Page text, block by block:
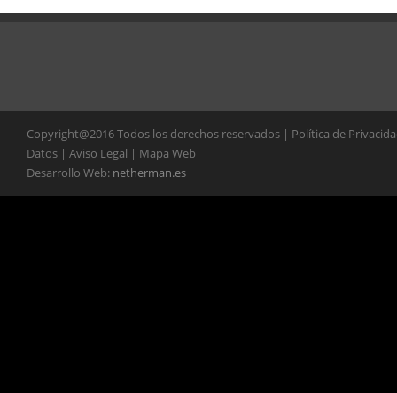
Copyright@2016 Todos los derechos reservados | Política de
Datos | Aviso Legal | Mapa Web
Desarrollo Web: netherman.es